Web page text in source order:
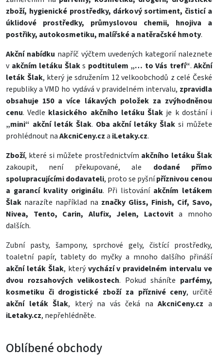
zboží, hygienické prostředky, dárkový sortiment, čisticí a
úklidové prostředky, průmyslovou chemii, hnojiva a
postřiky, autokosmetiku, malířské a natěračské hmoty.
Akční nabídku napříč výčtem uvedených kategorií naleznete
v akčním letáku Šlaks podtitulem „… to Vás trefí“. Akční
leták Šlak, který je sdružením 12 velkoobchodů z celé České
republiky a VMD ho vydává v pravidelném intervalu, zpravidla
obsahuje 150 a více lákavých položek za zvýhodněnou
cenu. Vedle klasického akčního letáku Šlak je k dostání i
„mini“ akční leták Šlak. Oba akční letáky Šlaksi můžete
prohlédnout naAkcniCeny.cza iLetaky.cz.
Zboží, které si můžete prostřednictvím akčního letáku Šlak
zakoupit, není překupované, ale dodané přímo
spolupracujícími dodavateli, proto se pyšnípříznivou cenou
a garancí kvality originálu. Při listování akčním letákem
Šlak narazíte například na značky Gliss, Finish, Cif, Savo,
Nivea, Tento, Carin, Alufix, Jelen, Lactovita mnoho
dalších.
Zubní pasty, šampony, sprchové gely, čistící prostředky,
toaletní papír, tablety do myčkya mnoho dalšího přináší
akční leták Šlak, kterývychází v pravidelném intervalu ve
dvou rozsahových velikostech. Pokud sháníte parfémy,
kosmetiku či drogistické zboží za příznivé ceny, určitě
akční leták Šlak, který na vás čeká naAkcniCeny.cz a
iLetaky.cz, nepřehlédněte.
Oblíbené obchody